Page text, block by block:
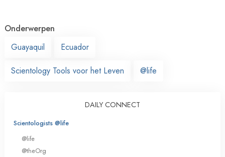
Onderwerpen
Guayaquil
Ecuador
Scientology Tools voor het Leven @life
DAILY CONNECT
Scientologists @life
@life
@theOrg